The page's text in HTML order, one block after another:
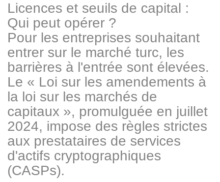
Licences et seuils de capital :
Qui peut opérer ?
Pour les entreprises souhaitant
entrer sur le marché turc, les
barrières à l'entrée sont élevées.
Le « Loi sur les amendements à
la loi sur les marchés de
capitaux », promulguée en juillet
2024, impose des règles strictes
aux prestataires de services
d'actifs cryptographiques
(CASPs).